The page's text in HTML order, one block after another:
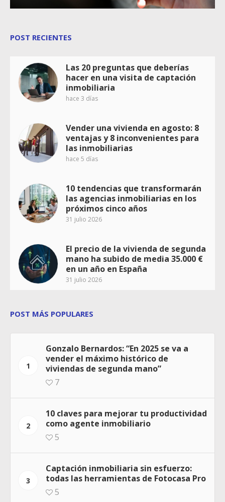
POST RECIENTES
Las 20 preguntas que deberías
hacer en una visita de captación
inmobiliaria
hace 3 días
Vender una vivienda en agosto: 8
ventajas y 8 inconvenientes para
las inmobiliarias
hace 5 días
10 tendencias que transformarán
las agencias inmobiliarias en los
próximos cinco años
31 julio 2026
El precio de la vivienda de segunda
mano ha subido de media 35.000 €
en un año en España
31 julio 2026
POST MÁS POPULARES
1
Gonzalo Bernardos: “En 2025 se va a
vender el máximo histórico de
viviendas de segunda mano”
7
2
10 claves para mejorar tu productividad
como agente inmobiliario
5
3
Captación inmobiliaria sin esfuerzo:
todas las herramientas de Fotocasa Pro
5